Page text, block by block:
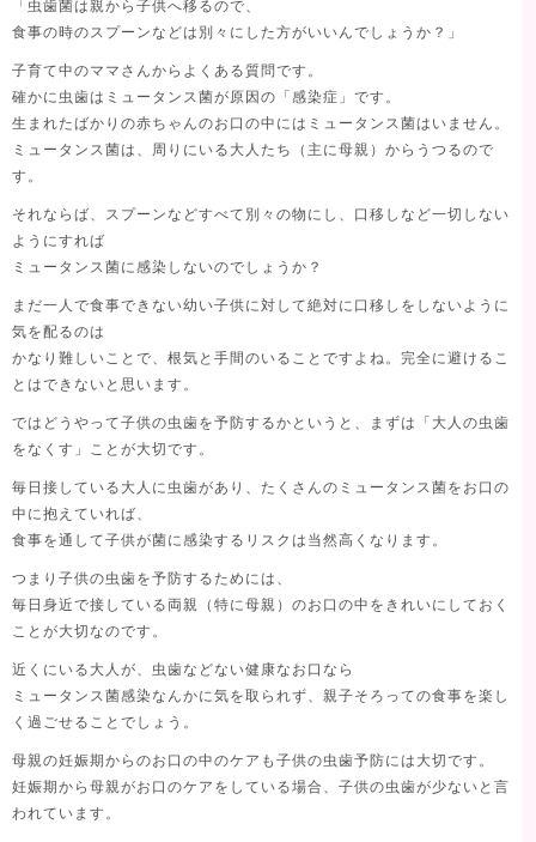
「虫歯菌は親から子供へ移るので、
食事の時のスプーンなどは別々にした方がいいんでしょうか？」
子育て中のママさんからよくある質問です。
確かに虫歯はミュータンス菌が原因の「感染症」です。
生まれたばかりの赤ちゃんのお口の中にはミュータンス菌はいません。
ミュータンス菌は、周りにいる大人たち（主に母親）からうつるので
す。
それならば、スプーンなどすべて別々の物にし、口移しなど一切しない
ようにすれば
ミュータンス菌に感染しないのでしょうか？
まだ一人で食事できない幼い子供に対して絶対に口移しをしないように
気を配るのは
かなり難しいことで、根気と手間のいることですよね。完全に避けるこ
とはできないと思います。
ではどうやって子供の虫歯を予防するかというと、まずは「大人の虫歯
をなくす」ことが大切です。
毎日接している大人に虫歯があり、たくさんのミュータンス菌をお口の
中に抱えていれば、
食事を通して子供が菌に感染するリスクは当然高くなります。
つまり子供の虫歯を予防するためには、
毎日身近で接している両親（特に母親）のお口の中をきれいにしておく
ことが大切なのです。
近くにいる大人が、虫歯などない健康なお口なら
ミュータンス菌感染なんかに気を取られず、親子そろっての食事を楽し
く過ごせることでしょう。
母親の妊娠期からのお口の中のケアも子供の虫歯予防には大切です。
妊娠期から母親がお口のケアをしている場合、子供の虫歯が少ないと言
われています。